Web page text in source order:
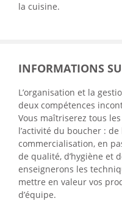
la cuisine.
INFORMATIONS
L’organisation et la
deux compétences
Vous maîtriserez tous
l’activité du boucher :
commercialisation, en
de qualité, d’hygiène et
enseignerons les
mettre en valeur vos
d’équipe.